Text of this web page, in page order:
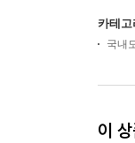
카테
국내
이